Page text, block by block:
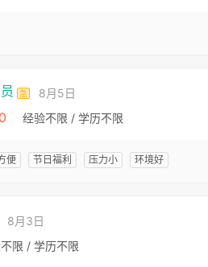
急 8月5日
经验不限 / 学历不限
便 节日福利 压力小 环境好
8月3日
限 / 学历不限